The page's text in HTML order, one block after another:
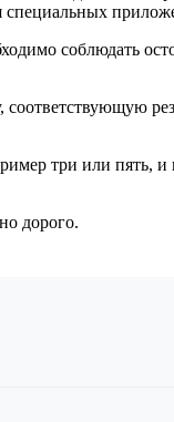
специальных
соблюдать
соответствующую
три или пять,
дорого.